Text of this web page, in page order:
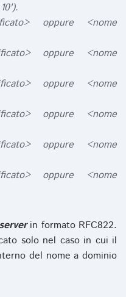
oppure <nome
oppure <nome
oppure <nome
oppure <nome
oppure <nome
oppure <nome
in formato RFC822.
solo nel caso in cui il
del nome a dominio